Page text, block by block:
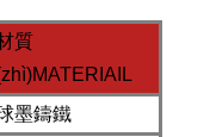
質
墨鑄鐵